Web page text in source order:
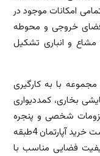
امکانات موجود در
فضای خروجی و محوطه
مشاع و انباری تشکیل
مجموعه با به کارگیری
بخاری، کمددیواری
شخصی و پنجره
هایی با نورگیری شمالی و جنوبی اجراشده است خرید آپارتمان 4طبقه
طبقه 1 در کیفیت فضایی مناسب با